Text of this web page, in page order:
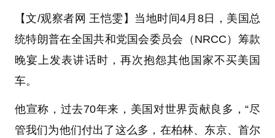
【文/观察者网 王恺雯】当地时间4月8日，美国总
统特朗普在全国共和党国会委员会（NRCC）筹款
晚宴上发表讲话时，再次抱怨其他国家不买美国
车。
他宣称，过去70年来，美国对世界贡献良多，“尽
管我们为他们付出了这么多，在柏林、东京、首尔